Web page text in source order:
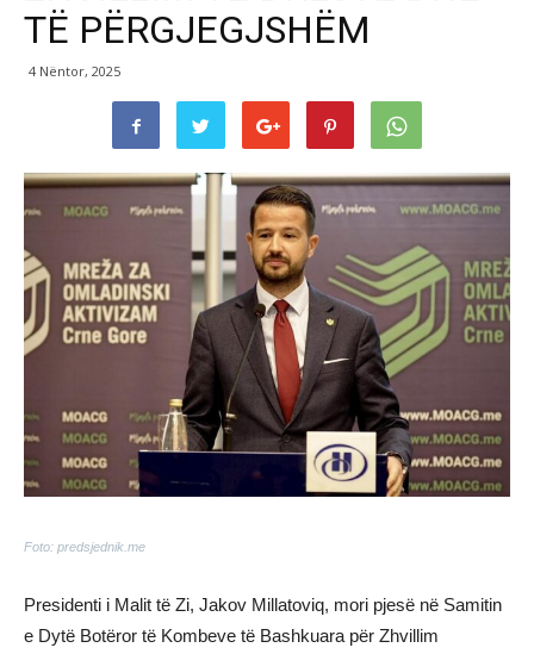
TË PËRGJEGJSHËM
4 Nëntor, 2025
Foto: predsjednik.me
Presidenti i Malit të Zi, Jakov Millatoviq, mori pjesë në Samitin
e Dytë Botëror të Kombeve të Bashkuara për Zhvillim